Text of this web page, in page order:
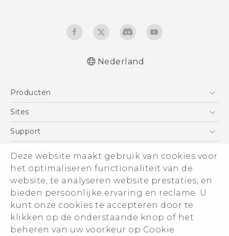
Deze website maakt gebruik van cookies voor
het optimaliseren functionaliteit van de
website, te analyseren website prestaties, en
bieden persoonlijke ervaring en reclame. U
kunt onze cookies te accepteren door te
klikken op de onderstaande knop of het
beheren van uw voorkeur op Cookie
Nederlands - Gebruikershandleiding
wettelijke voorschriften
Deutsch - Informationen zur Sicherheit und
behördliche Bestimmungen
English - Quick start guide
English - User manual
English - Safety and regulatory guide
Nederland
Producten
Telefoons
Vive
Accessoires
Sites
HTC Vive
Aan de slag
Support
Support voor eCommerce
About HTC
ESG
Informatie over het bedrijf
Voor beleggers (engels)
Cookie Preferences
Vacatures
© 2011-2026 HTC Corporation